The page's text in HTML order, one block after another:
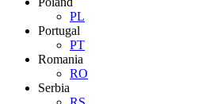
PL
Portugal
PT
Romania
RO
Serbia